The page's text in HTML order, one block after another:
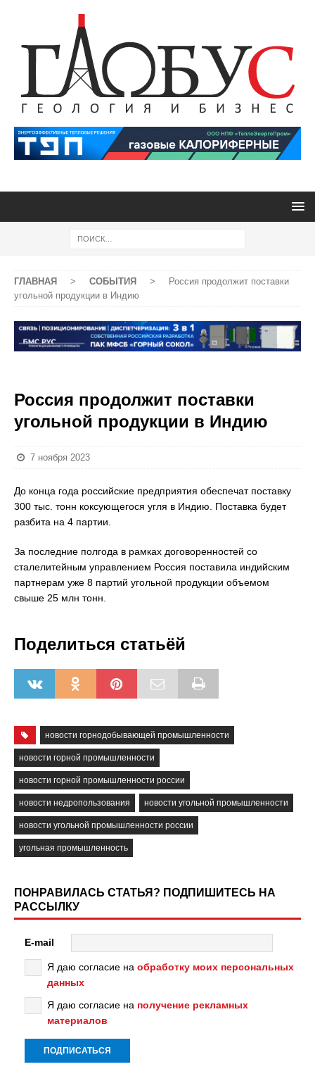
ГЛАВНАЯ > СОБЫТИЯ >
Россия продолжит поставки
угольной продукции в Индию
Россия продолжит поставки
угольной продукции в Индию
7 ноября 2023
До конца года российские предприятия обеспечат поставку
300 тыс. тонн коксующегося угля в Индию. Поставка будет
разбита на 4 партии.
За последние полгода в рамках договоренностей со
сталелитейным управлением Россия поставила индийским
партнерам уже 8 партий угольной продукции объемом
свыше 25 млн тонн.
Поделиться статьёй
новости горнодобывающей промышленности
новости горной промышленности
новости горной промышленности россии
новости недропользования новости угольной промышленности
новости угольной промышленности россии
угольная промышленность
ПОНРАВИЛАСЬ СТАТЬЯ? ПОДПИШИТЕСЬ НА
РАССЫЛКУ
E-mail
Я даю согласие на обработку моих персональных
данных
Я даю согласие на получение рекламных
материалов